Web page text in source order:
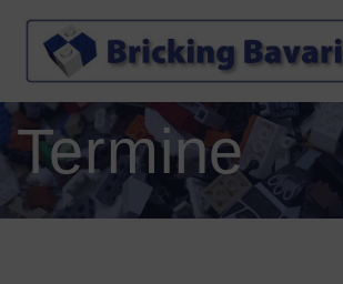
Termine